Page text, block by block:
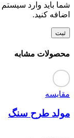
شما باید وارد
اضافه کنید.
محصولات مشابه
مقایسه
مولد طرح سنگ